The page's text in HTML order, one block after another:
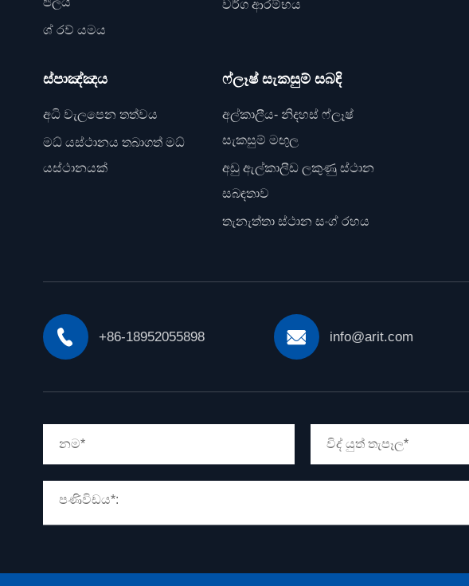
ශ් රව් යමය
වර්ග ආරම්භය
ස්පාඤ්ඤය
අධි වැලපෙන තත්වය
මධ් යස්ථානය තබාගත් මධ්
යස්ථානයක්
ෆ්ලෑෂ් සැකසුම් සබඳි
අල්කාලීය- නිදහස් ෆ්ලෑෂ්
සැකසුම් මඟුල
අඩු ඇල්කාලීඩ ලකුණු ස්ථාන
සබඳතාව
තැනැත්තා ස්ථාන සංග් රහය
 +86-18952055898  info@arit.com